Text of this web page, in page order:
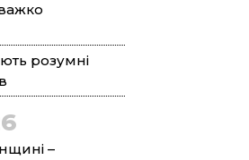
розумні
–